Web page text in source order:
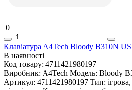
0
Клавіатура A4Tech Bloody B310N
В наявності
Код товару: 4711421980197
Виробник: A4Tech Модель: Bloody
Артикул: 4711421980197 Тип: